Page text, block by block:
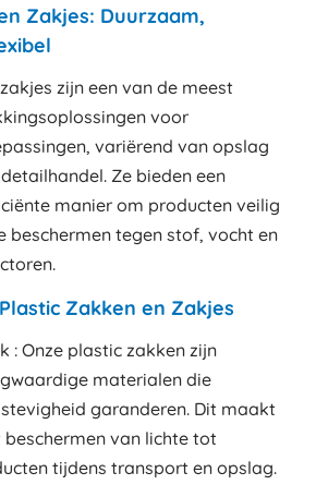
Zakjes: Duurzaam,
zijn een van de meest
voor
variërend van opslag
Ze bieden een
manier om producten veilig
beschermen tegen stof, vocht en
Zakken en Zakjes
: Onze plastic zakken zijn
materialen die
garanderen. Dit maakt
van lichte tot
tijdens transport en opslag.